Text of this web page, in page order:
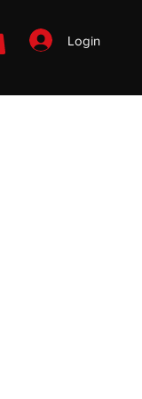
Login